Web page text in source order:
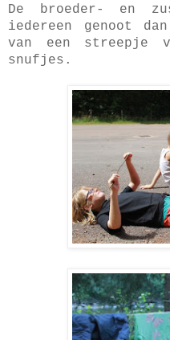
De broeder- en
iedereen genoot
van een streepje
snufjes.